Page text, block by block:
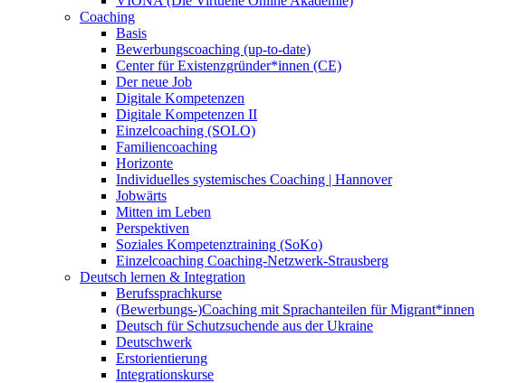
Coaching
Basis
Bewerbungscoaching (up-to-date)
Center für Existenzgründer*innen (CE)
Der neue Job
Digitale Kompetenzen
Digitale Kompetenzen II
Einzelcoaching (SOLO)
Familiencoaching
Horizonte
Individuelles systemisches Coaching | Hannover
Jobwärts
Mitten im Leben
Perspektiven
Soziales Kompetenztraining (SoKo)
Einzelcoaching Coaching-Netzwerk-Strausberg
Deutsch lernen & Integration
Berufssprachkurse
(Bewerbungs-)Coaching mit Sprachanteilen für Migrant*innen
Deutsch für Schutzsuchende aus der Ukraine
Deutschwerk
Erstorientierung
Integrationskurse